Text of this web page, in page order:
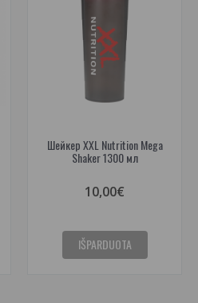
Шейкер XXL Nutrition Mega
Shaker 1300 мл
10,00€
IŠPARDUOTA